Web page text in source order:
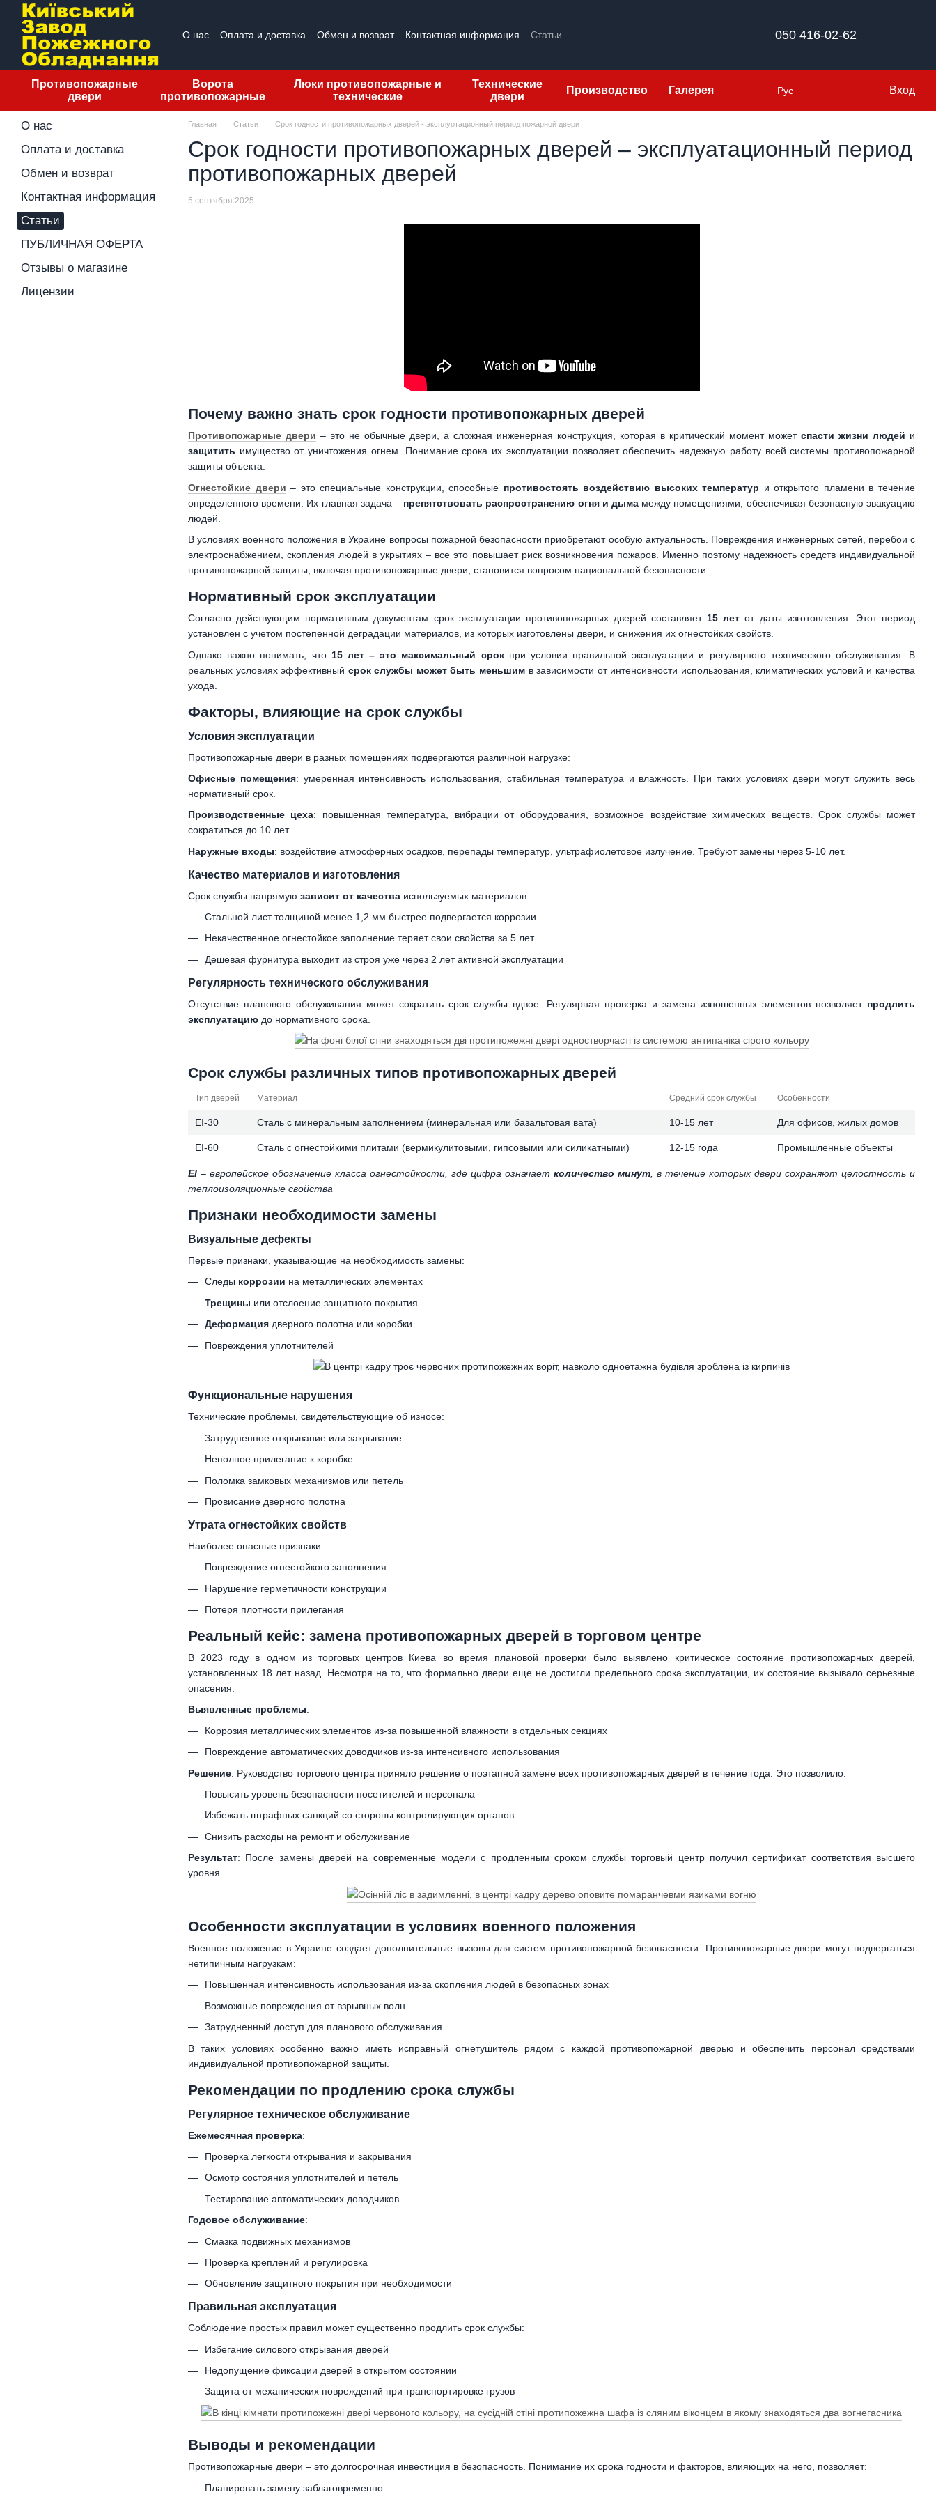
Перейти к основному контенту
О нас Оплата и доставка Обмен и возврат Контактная информация
Статьи
050 416-02-62
Противопожарные
двери
Ворота
противопожарные
Люки противопожарные и
технические
Технические
двери
Производство Галерея Рус Вход
Главная Статьи Срок годности противопожарных дверей - эксплуотационный период пожарной двери
Срок годности противопожарных дверей – эксплуатационный период
противопожарных дверей
5 сентября 2025
Почему важно знать срок годности противопожарных дверей
Противопожарные двери – это не обычные двери, а сложная инженерная конструкция, которая в критический момент может спасти жизни людей и
защитить имущество от уничтожения огнем. Понимание срока их эксплуатации позволяет обеспечить надежную работу всей системы противопожарной
защиты объекта.
Огнестойкие двери – это специальные конструкции, способные противостоять воздействию высоких температур и открытого пламени в течение
определенного времени. Их главная задача – препятствовать распространению огня и дыма между помещениями, обеспечивая безопасную эвакуацию
людей.
В условиях военного положения в Украине вопросы пожарной безопасности приобретают особую актуальность. Повреждения инженерных сетей, перебои с
электроснабжением, скопления людей в укрытиях – все это повышает риск возникновения пожаров. Именно поэтому надежность средств индивидуальной
противопожарной защиты, включая противопожарные двери, становится вопросом национальной безопасности.
Нормативный срок эксплуатации
Согласно действующим нормативным документам срок эксплуатации противопожарных дверей составляет 15 лет от даты изготовления. Этот период
установлен с учетом постепенной деградации материалов, из которых изготовлены двери, и снижения их огнестойких свойств.
Однако важно понимать, что 15 лет – это максимальный срокпри условии правильной эксплуатации и регулярного технического обслуживания. В
реальных условиях эффективный срок службы может быть меньшимв зависимости от интенсивности использования, климатических условий и качества
ухода.
Факторы, влияющие на срок службы
Условия эксплуатации
Противопожарные двери в разных помещениях подвергаются различной нагрузке:
Офисные помещения: умеренная интенсивность использования, стабильная температура и влажность. При таких условиях двери могут служить весь
нормативный срок.
Производственные цеха: повышенная температура, вибрации от оборудования, возможное воздействие химических веществ. Срок службы может
сократиться до 10 лет.
Наружные входы: воздействие атмосферных осадков, перепады температур, ультрафиолетовое излучение. Требуют замены через 5-10 лет.
Качество материалов и изготовления
Срок службы напрямую зависит от качества используемых материалов:
Стальной лист толщиной менее 1,2 мм быстрее подвергается коррозии
Некачественное огнестойкое заполнение теряет свои свойства за 5 лет
Дешевая фурнитура выходит из строя уже через 2 лет активной эксплуатации
Регулярность технического обслуживания
Отсутствие планового обслуживания может сократить срок службы вдвое. Регулярная проверка и замена изношенных элементов позволяетпродлить
эксплуатацию до нормативного срока.
Срок службы различных типов противопожарных дверей
Тип дверей Материал Средний срок службы Особенности
EI-30 Сталь с минеральным заполнением (минеральная или базальтовая вата) 10-15 лет Для офисов, жилых домов
EI-60 Сталь с огнестойкими плитами (вермикулитовыми, гипсовыми или силикатными) 12-15 года Промышленные объекты
EI – европейское обозначение класса огнестойкости, где цифра означает количество минут , в течение которых двери сохраняют целостность и
теплоизоляционные свойства
Признаки необходимости замены
Визуальные дефекты
Первые признаки, указывающие на необходимость замены:
Следы коррозии на металлических элементах
Трещины или отслоение защитного покрытия
Деформация дверного полотна или коробки
Повреждения уплотнителей
Функциональные нарушения
Технические проблемы, свидетельствующие об износе:
Затрудненное открывание или закрывание
Неполное прилегание к коробке
Поломка замковых механизмов или петель
Провисание дверного полотна
Утрата огнестойких свойств
Наиболее опасные признаки:
Повреждение огнестойкого заполнения
Нарушение герметичности конструкции
Потеря плотности прилегания
Реальный кейс: замена противопожарных дверей в торговом центре
В 2023 году в одном из торговых центров Киева во время плановой проверки было выявлено критическое состояние противопожарных дверей,
установленных 18 лет назад. Несмотря на то, что формально двери еще не достигли предельного срока эксплуатации, их состояние вызывало серьезные
опасения.
Выявленные проблемы:
Коррозия металлических элементов из-за повышенной влажности в отдельных секциях
Повреждение автоматических доводчиков из-за интенсивного использования
Решение: Руководство торгового центра приняло решение о поэтапной замене всех противопожарных дверей в течение года. Это позволило:
Повысить уровень безопасности посетителей и персонала
Избежать штрафных санкций со стороны контролирующих органов
Снизить расходы на ремонт и обслуживание
Результат: После замены дверей на современные модели с продленным сроком службы торговый центр получил сертификат соответствия высшего
уровня.
Особенности эксплуатации в условиях военного положения
Военное положение в Украине создает дополнительные вызовы для систем противопожарной безопасности. Противопожарные двери могут подвергаться
нетипичным нагрузкам:
Повышенная интенсивность использования из-за скопления людей в безопасных зонах
Возможные повреждения от взрывных волн
Затрудненный доступ для планового обслуживания
В таких условиях особенно важно иметь исправный огнетушитель рядом с каждой противопожарной дверью и обеспечить персонал средствами
индивидуальной противопожарной защиты.
Рекомендации по продлению срока службы
Регулярное техническое обслуживание
Ежемесячная проверка:
Проверка легкости открывания и закрывания
Осмотр состояния уплотнителей и петель
Тестирование автоматических доводчиков
Годовое обслуживание:
Смазка подвижных механизмов
Проверка креплений и регулировка
Обновление защитного покрытия при необходимости
Правильная эксплуатация
Соблюдение простых правил может существенно продлить срок службы:
Избегание силового открывания дверей
Недопущение фиксации дверей в открытом состоянии
Защита от механических повреждений при транспортировке грузов
Выводы и рекомендации
Противопожарные двери – это долгосрочная инвестиция в безопасность. Понимание их срока годности и факторов, влияющих на него, позволяет:
Планировать замену заблаговременно
О нас
Оплата и доставка
Обмен и возврат
Контактная информация
Статьи
ПУБЛИЧНАЯ ОФЕРТА
Отзывы о магазине
Лицензии